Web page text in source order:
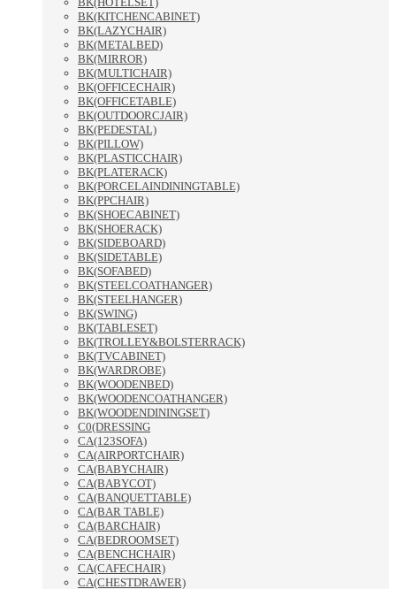
BK(KITCHENCABINET)
BK(LAZYCHAIR)
BK(METALBED)
BK(MIRROR)
BK(MULTICHAIR)
BK(OFFICECHAIR)
BK(OFFICETABLE)
BK(OUTDOORCJAIR)
BK(PEDESTAL)
BK(PILLOW)
BK(PLASTICCHAIR)
BK(PLATERACK)
BK(PORCELAINDININGTABLE)
BK(PPCHAIR)
BK(SHOECABINET)
BK(SHOERACK)
BK(SIDEBOARD)
BK(SIDETABLE)
BK(SOFABED)
BK(STEELCOATHANGER)
BK(STEELHANGER)
BK(SWING)
BK(TABLESET)
BK(TROLLEY&BOLSTERRACK)
BK(TVCABINET)
BK(WARDROBE)
BK(WOODENBED)
BK(WOODENCOATHANGER)
BK(WOODENDININGSET)
C0(DRESSING
CA(123SOFA)
CA(AIRPORTCHAIR)
CA(BABYCHAIR)
CA(BABYCOT)
CA(BANQUETTABLE)
CA(BAR TABLE)
CA(BARCHAIR)
CA(BEDROOMSET)
CA(BENCHCHAIR)
CA(CAFECHAIR)
CA(CHESTDRAWER)